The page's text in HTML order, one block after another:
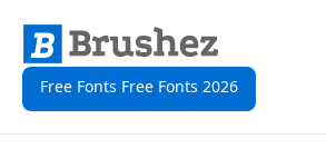
Free Fonts Free Fonts 2026